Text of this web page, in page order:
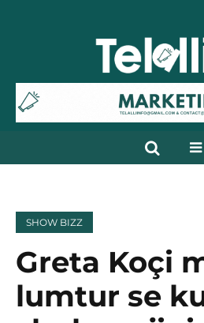
SHOW BIZZ
Greta Koçi
lumtur se